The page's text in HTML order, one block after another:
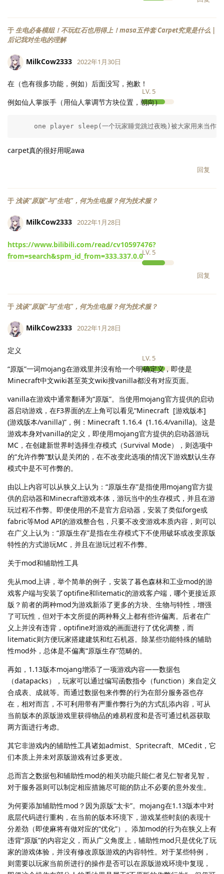
于生电必备模组！不玩红石也用得上！masa五件套 Carpet究竟是什么 |
后记我对生电的理解
MilkCow2333
LV. 5
2022年1月30日
在（也有很多功能，例如）后面没写，抱歉！
例如仙人掌扳手（用仙人掌调节方块位置，朝向）
one player sleep(一个玩家睡觉跳过夜晚)被大家用来当作永
carpet真的很好用呢awa
回复
于 浅谈“原版”与“生电”，何为生电服？何为技术服？
MilkCow2333
LV.5
2022年1月28日
https://www.bilibili.com/read/cv10597476?
from=search&spm_id_from=333.337.0.0
回复
于 浅谈“原版”与“生电”，何为生电服？何为技术服？
MilkCow2333
LV. 5
2022年1月28日
定义
“原版”一词mojang在游戏里并没有给一个明确定义，即使是
Minecraft中文wiki甚至英文wiki搜vanilla都没有对应页面。
vanilla在游戏中通常翻译为“原版”。当使用mojang官方提供的启动
器启动游戏，在F3界面的左上角可以看见“Minecraft [游戏版本]
(游戏版本/vanilla)”，例：Minecraft 1.16.4 (1.16.4/vanilla)。这是
游戏本身对vanilla的定义，即使用mojang官方提供的启动器游玩
MC，在创建新世界时选择生存模式（Survival Mode），则选项中
的“允许作弊”默认是关闭的，在不改变此选项的情况下游戏默认生存
模式中是不可作弊的。
由以上内容可以从狭义上认为：“原版生存”是指使用mojang官方提
供的启动器和Minecraft游戏本体，游玩当中的生存模式，并且在游
玩过程不作弊。即便使用的不是官方启动器，安装了类似forge或
fabric等Mod API的游戏整合包，只要不改变游戏本质内容，则可以
在广义上认为：“原版生存”是指在生存模式下不使用破坏或改变原版
特性的方式游玩MC，并且在游玩过程不作弊。
关于mod和辅助性工具
先从mod上讲，举个简单的例子，安装了暮色森林和工业mod的游
戏客户端与安装了optifine和litematic的游戏客户端，哪个更接近原
版？前者的两种mod为游戏新添了更多的方块、生物与特性，增强
了可玩性，但对于本文所提的两种释义上都有些许偏离。后者在广
义上并没有违背，optifine对游戏的画面进行了优化调整，而
litematic则方便玩家搭建建筑和红石机器。除某些功能特殊的辅助
性mod外，总体是不偏离“原版生存”范畴的。
再如，1.13版本mojang增添了一项游戏内容——数据包
（datapacks），玩家可以通过编写函数指令（function）来自定义
合成表、成就等。而通过数据包来作弊的行为在部分服务器也存
在，相对而言，不可利用带有严重作弊行为的方式乱添内容，可从
当前版本的原版游戏里获得物品的难易程度和是否可通过机器获取
两方面进行考虑。
其它非游戏内的辅助性工具诸如admist、Spritecraft、MCedit，它
们本质上并未对原版游戏有过多更改。
总而言之数据包和辅助性mod的相关功能只能仁者见仁智者见智，
对于服务器则可以制定相应措施尽可能的防止不必要的意外发生。
为何要添加辅助性mod？因为原版“太卡”。mojang在1.13版本中对
底层代码进行重构，在当前的版本环境下，游戏某些时刻的表现十
分差劲（即使麻将有做对应的“优化”）。添加mod的行为在狭义上有
违背“原版”的内容定义，而从广义角度上，辅助性mod只是优化了玩
家的游戏体验，并没有修改原版游戏的内容特性。对于某些特例，
则需要以玩家当前所进行的操作是否可以在原版游戏环境中复现，